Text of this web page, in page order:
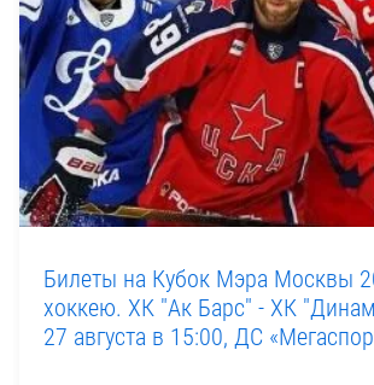
Билеты на Кубок Мэра Москвы
хоккею. ХК "Ак Барс" - ХК
27 августа в 15:00, ДС